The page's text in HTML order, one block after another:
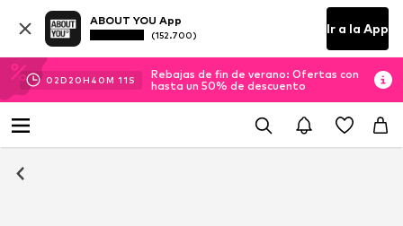
ABOUT YOU App
(152.700) Ir a la App
02D 20H 40M 11 S
Rebajas de fin de verano: Ofertas con
hasta un 50% de descuento